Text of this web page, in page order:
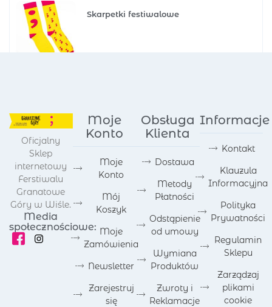
Skarpetki festiwalowe
Oficjalny
Sklep
internetowy
Ferstiwalu
Granatowe
Góry w Wiśle.
Media
społecznościowe:
Moje
Konto
Moje
Konto
Mój
Koszyk
Moje
Zamówienia
Newsletter
Zarejestruj
się
Obsługa
Klienta
Dostawa
Metody
Płatności
Odstąpienie
od umowy
Wymiana
Produktów
Zwroty i
Reklamacje
Informacje
Kontakt
Klauzula
Informacyjna
Polityka
Prywatności
Regulamin
Sklepu
Zarządzaj
plikami
cookie